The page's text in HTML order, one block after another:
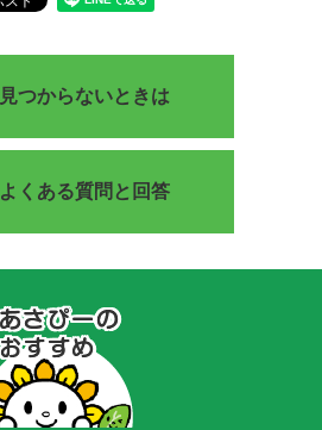
見つからないときは
よくある質問と回答